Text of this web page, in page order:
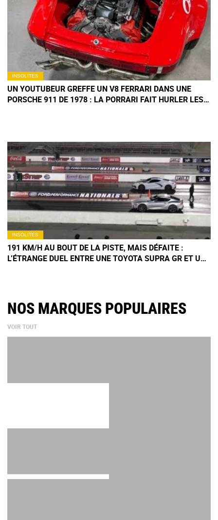
INSOLITES
UN YOUTUBEUR GREFFE UN V8 FERRARI DANS UNE
PORSCHE 911 DE 1978 : LA PORRARI FAIT HURLER LES
INSOLITES
191 KM/H AU BOUT DE LA PISTE, MAIS DÉFAITE :
L’ÉTRANGE DUEL ENTRE UNE TOYOTA SUPRA GR ET UNE
NOS MARQUES POPULAIRES
VOIR TOUT